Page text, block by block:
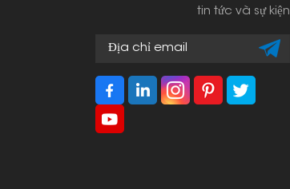
tin tức và sự kiện